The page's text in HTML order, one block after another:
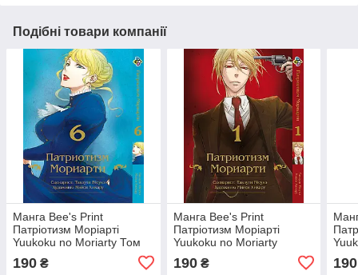
Подібні товари компанії
Манга Bee's Print
Патріотизм Моріарті
Yuukoku no Moriarty Том
190 ₴
Манга Bee's Print
Патріотизм Моріарті
Yuukoku no Moriarty
російською мовою Том 01
M YNM 01
190₴ 190